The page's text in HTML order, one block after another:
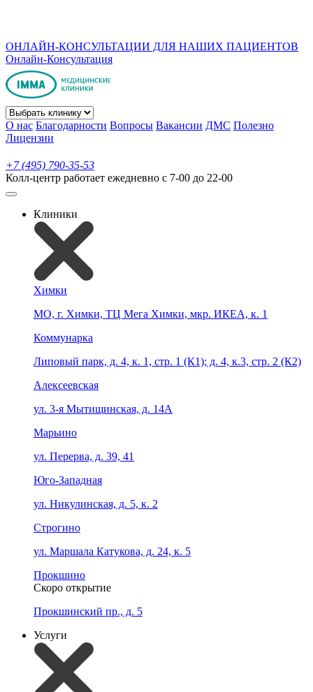
ОНЛАЙН-КОНСУЛЬТАЦИИ ДЛЯ НАШИХ ПАЦИЕНТОВ
Онлайн-Консультация
О нас Благодарности Вопросы Вакансии ДМС Полезно
Лицензии
+7 (495) 790-35-53
Колл-центр работает ежедневно с 7-00 до 22-00
Клиники
Химки
МО, г. Химки, ТЦ Мега Химки, мкр. ИКЕА, к. 1
Коммунарка
Липовый парк, д. 4, к. 1, стр. 1 (К1); д. 4, к.3, стр. 2 (К2)
Алексеевская
ул. 3-я Мытищинская, д. 14А
Марьино
ул. Перерва, д. 39, 41
Юго-Западная
ул. Никулинская, д. 5, к. 2
Строгино
ул. Маршала Катукова, д. 24, к. 5
Прокшино
Скоро открытие
Прокшинский пр., д. 5
Услуги